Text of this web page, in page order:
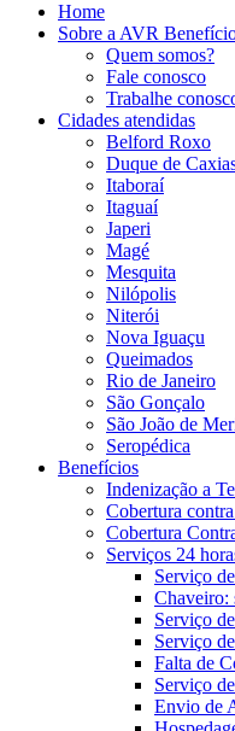
Home
Sobre a AVR
Quem somos?
Fale conosco
Trabalhe
Cidades atendidas
Belford Roxo
Duque de
Itaboraí
Itaguaí
Japeri
Magé
Mesquita
Nilópolis
Niterói
Nova Iguaçu
Queimados
Rio de Janeiro
São Gonçalo
São João de
Seropédica
Benefícios
Indenização a
Cobertura
Cobertura
Serviços 24
Serviço
Chaveiro:
Serviço
Serviço
Falta de
Serviço
Envio de